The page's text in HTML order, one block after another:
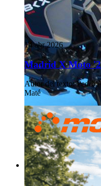
14 abr 2026
Madrid X Moto
Autor del texto: Pedro
Maté